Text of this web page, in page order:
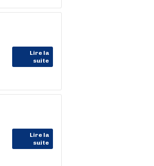
Lire la
suite
Lire la
suite